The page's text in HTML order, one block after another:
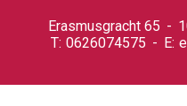
Erasmusgracht65
0626074575